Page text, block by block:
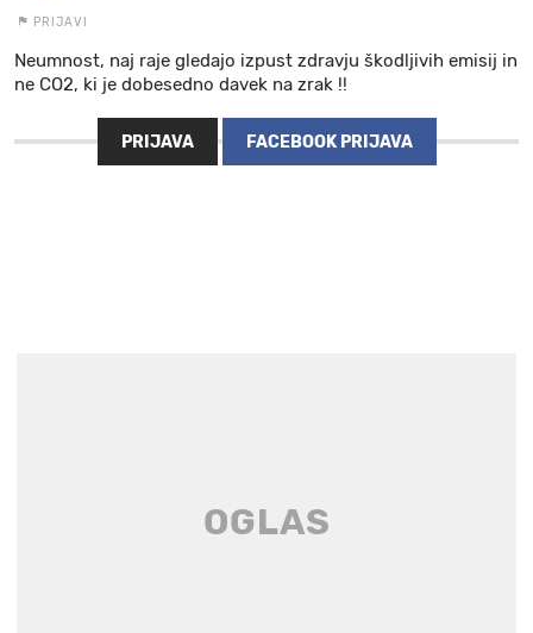
PRIJAVI
Neumnost, naj raje gledajo izpust zdravju škodljivih emisij in
ne CO2, ki je dobesedno davek na zrak !!
PRIJAVA FACEBOOK PRIJAVA